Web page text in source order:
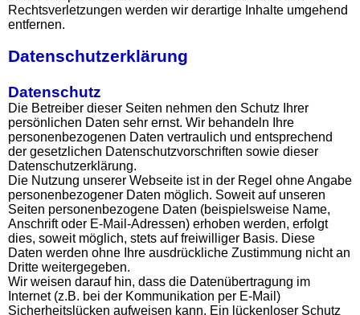
Rechtsverletzungen werden wir derartige Inhalte umgehend
entfernen.
Datenschutzerklärung
Datenschutz
Die Betreiber dieser Seiten nehmen den Schutz Ihrer
persönlichen Daten sehr ernst. Wir behandeln Ihre
personenbezogenen Daten vertraulich und entsprechend
der gesetzlichen Datenschutzvorschriften sowie dieser
Datenschutzerklärung.
Die Nutzung unserer Webseite ist in der Regel ohne Angabe
personenbezogener Daten möglich. Soweit auf unseren
Seiten personenbezogene Daten (beispielsweise Name,
Anschrift oder E-Mail-Adressen) erhoben werden, erfolgt
dies, soweit möglich, stets auf freiwilliger Basis. Diese
Daten werden ohne Ihre ausdrückliche Zustimmung nicht an
Dritte weitergegeben.
Wir weisen darauf hin, dass die Datenübertragung im
Internet (z.B. bei der Kommunikation per E-Mail)
Sicherheitslücken aufweisen kann. Ein lückenloser Schutz